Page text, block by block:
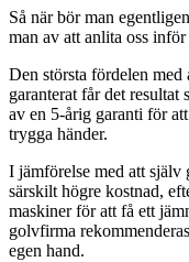
Så när bör man
man av att anlita oss
Den största fördelen med
garanterat får det resultat
av en 5-årig garanti för
trygga händer.
I jämförelse med att själv
särskilt högre kostnad,
maskiner för att få ett
golvfirma
egen hand.